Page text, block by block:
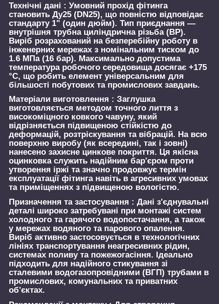
Технічні дані : Умовний прохід фітинга
становить Ду25 (DN25), що повністю відповідає
стандарту 1" (один дюйм). Тип приєднання —
внутрішня трубна циліндрична різьба (ВР).
Виріб розрахований на безперебійну роботу в
інженерних мережах з номінальним тиском до
1.6 МПа (16 бар). Максимально допустима
температура робочого середовища досягає +175
°C, що робить елемент універсальним для
більшості побутових та промислових завдань.
Матеріали виготовлення : Заглушка
виготовляється методом точного лиття з
високоміцного ковкого чавуну, який
відрізняється підвищеною стійкістю до
деформацій, розтріскування та вібрацій. На всю
поверхню виробу (як всередині, так і зовні)
нанесено захисне цинкове покриття. Ця якісна
оцинковка служить надійним бар'єром проти
утворення іржі та значно продовжує термін
експлуатації фітинга навіть в агресивних умовах
та приміщеннях з підвищеною вологістю.
Призначення та застосування : Дані з'єднувальні
деталі широко затребувані при монтажі систем
холодного та гарячого водопостачання, а також
у мережах водяного та парового опалення.
Виріб активно застосовується в технологічних
лініях транспортування неагресивних рідин,
системах поливу та пожежогасіння. Ідеально
підходить для надійного стикування зі
сталевими водогазопровідними (ВГП) трубами в
промислових, комунальних та приватних
об'єктах.